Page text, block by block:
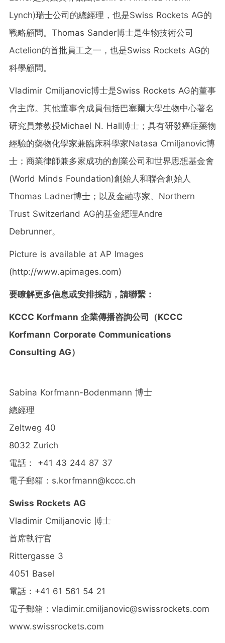
Lynch)瑞士公司的總經理，也是Swiss Rockets AG的
戰略顧問。Thomas Sander博士是生物技術公司
Actelion的首批員工之一，也是Swiss Rockets AG的
科學顧問。
Vladimir Cmiljanovic博士是Swiss Rockets AG的董事
會主席。其他董事會成員包括巴塞爾大學生物中心著名
研究員兼教授Michael N. Hall博士；具有研發癌症藥物
經驗的藥物化學家兼臨床科學家Natasa Cmiljanovic博
士；商業律師兼多家成功的創業公司和世界思想基金會
(World Minds Foundation)創始人和聯合創始人
Thomas Ladner博士；以及金融專家、Northern
Trust Switzerland AG的基金經理Andre
Debrunner。
Picture is available at AP Images
(http://www.apimages.com)
要瞭解更多信息或安排採訪，請聯繫：
KCCC Korfmann 企業傳播咨詢公司（KCCC
Korfmann Corporate Communications
Consulting AG）
Sabina Korfmann-Bodenmann 博士
總經理
Zeltweg 40
8032 Zurich
電話： +41 43 244 87 37
電子郵箱：s.korfmann@kccc.ch
Swiss Rockets AG
Vladimir Cmiljanovic 博士
首席執行官
Rittergasse 3
4051 Basel
電話：+41 61 561 54 21
電子郵箱：vladimir.cmiljanovic@swissrockets.com
www.swissrockets.com